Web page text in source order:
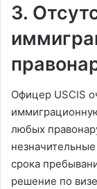
3.
Офицер USCIS
любых
срока
решение по